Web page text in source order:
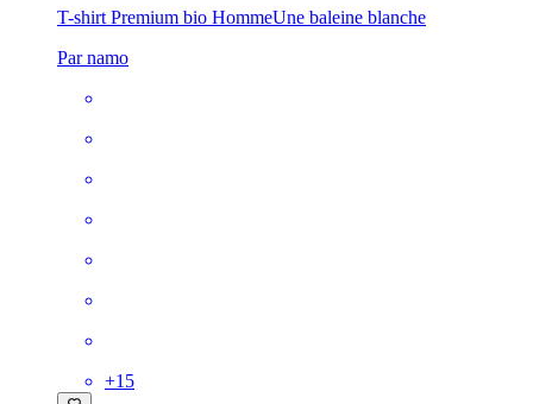
T-shirt Premium bio HommeUne baleine blanche
Par namo
+15